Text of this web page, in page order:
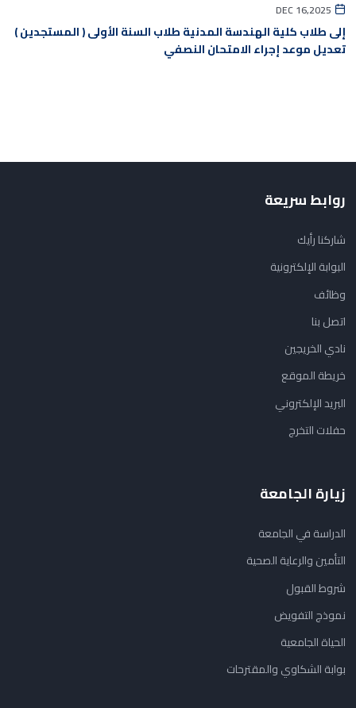
DEC 16,2025
إلى طلاب كلية الهندسة المدنية طلاب السنة الأولى ( المستجدين )
تعديل موعد إجراء الامتحان النصفي
روابط سريعة
شاركنا رأيك
البوابة الإلكترونية
وظائف
اتصل بنا
نادي الخريجين
خريطة الموقع
البريد الإلكتروني
حفلات التخرج
زيارة الجامعة
الدراسة في الجامعة
التأمين والرعاية الصحية
شروط القبول
نموذج التفويض
الحياة الجامعية
بوابة الشكاوي والمقترحات